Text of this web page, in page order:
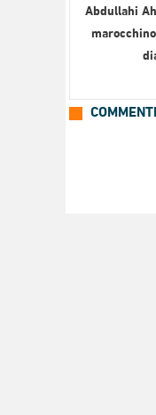
Abdullahi
COMMENTI